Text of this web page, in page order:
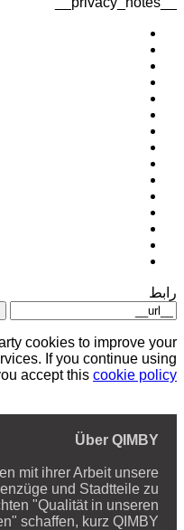
رابط
cookies to improve your
If you continue using
accept this cookie policy
Über QIMBY
mit ihrer Arbeit unsere
und Stadtteile zu
"Qualität in unseren
schaffen, kurz QIMBY.